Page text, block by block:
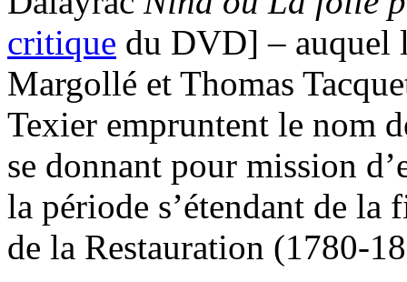
critique du DVD] – auquel
Margollé et Thomas
Texier empruntent le nom
se donnant pour mission
la période s’étendant de la
de la Restauration (1780-